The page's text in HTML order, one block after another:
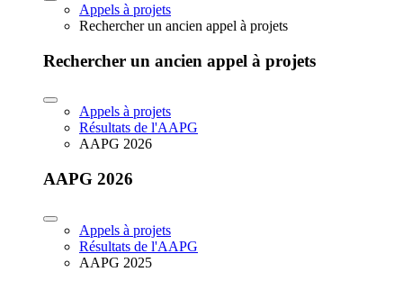
Appels à projets
Rechercher un ancien appel à projets
Rechercher un ancien appel à projets
Appels à projets
Résultats de l'AAPG
AAPG 2026
AAPG 2026
Appels à projets
Résultats de l'AAPG
AAPG 2025